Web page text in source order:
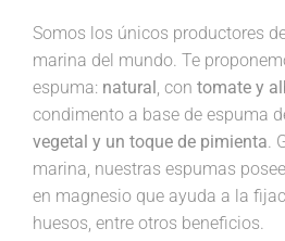
Somos los únicos productores
marina del mundo. Te
espuma: natural, con tomate y
condimento a base de espuma
vegetal y un toque de pimienta.
marina, nuestras espumas
en magnesio que ayuda a la
huesos, entre otros beneficios.